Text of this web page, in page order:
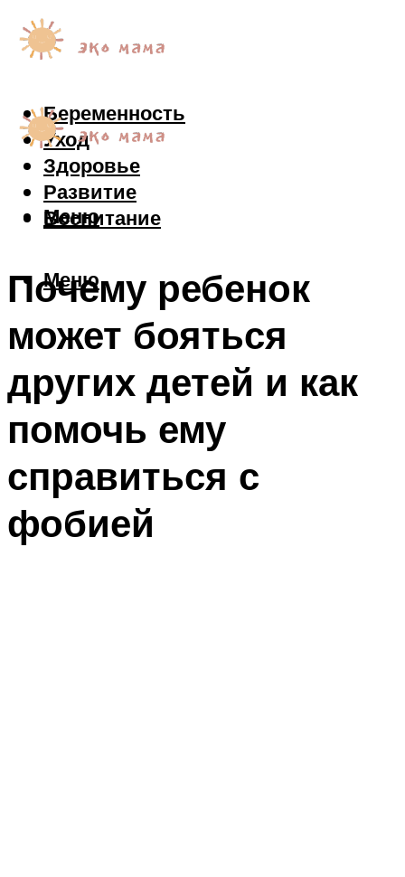
Беременность
Уход
Здоровье
Развитие
Воспитание
Меню
Меню
Почему ребенок
может бояться
других детей и как
помочь ему
справиться с
фобией